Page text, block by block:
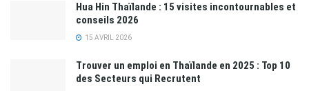
Hua Hin Thaïlande : 15 visites incontournables et
conseils 2026
15 AVRIL 2026
Trouver un emploi en Thaïlande en 2025 : Top 10
des Secteurs qui Recrutent